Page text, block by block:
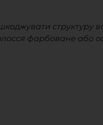
структуру
фарбоване або